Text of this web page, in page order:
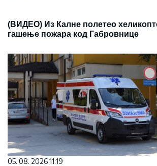
(ВИДЕО) Из Калне полетео
гашење пожара код Габровнице
05. 08. 2026 11:19